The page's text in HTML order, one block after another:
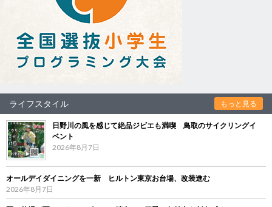
ライフスタイル もっと見る
日野川の風を感じて絶品ジビエも満喫 鳥取のサイクリングイ
ベント
2026年8月7日
オールデイダイニングを一新 ヒルトン東京お台場、改装進む
2026年8月7日